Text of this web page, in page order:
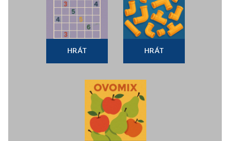
HRÁT HRÁT